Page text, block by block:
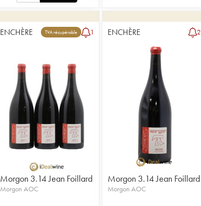
ENCHÈRE TVA récupérable 1
Morgon 3.14 Jean Foillard
Morgon AOC
ENCHÈRE 2
Morgon 3.14 Jean Foillard
Morgon AOC